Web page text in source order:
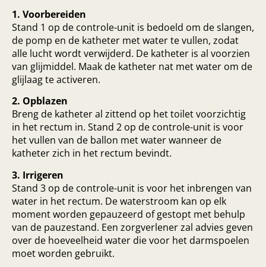
1. Voorbereiden
Stand 1 op de controle-unit is bedoeld om de slangen,
de pomp en de katheter met water te vullen, zodat
alle lucht wordt verwijderd. De katheter is al voorzien
van glijmiddel. Maak de katheter nat met water om de
glijlaag te activeren.
2. Opblazen
Breng de katheter al zittend op het toilet voorzichtig
in het rectum in. Stand 2 op de controle-unit is voor
het vullen van de ballon met water wanneer de
katheter zich in het rectum bevindt.
3. Irrigeren
Stand 3 op de controle-unit is voor het inbrengen van
water in het rectum. De waterstroom kan op elk
moment worden gepauzeerd of gestopt met behulp
van de pauzestand. Een zorgverlener zal advies geven
over de hoeveelheid water die voor het darmspoelen
moet worden gebruikt.